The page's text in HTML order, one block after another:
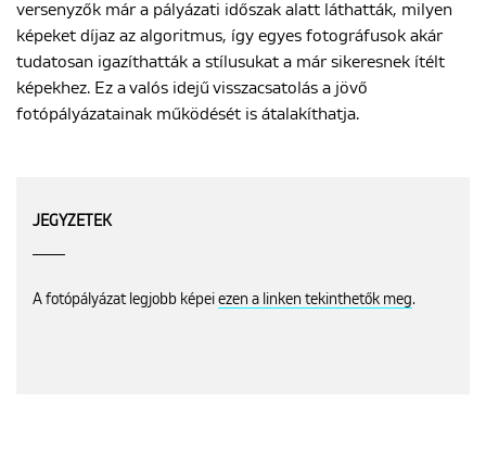
versenyzők már a pályázati időszak alatt láthatták, milyen
képeket díjaz az algoritmus, így egyes fotográfusok akár
tudatosan igazíthatták a stílusukat a már sikeresnek ítélt
képekhez. Ez a valós idejű visszacsatolás a jövő
fotópályázatainak működését is átalakíthatja.
JEGYZETEK
A fotópályázat legjobb képei ezen a linken tekinthetők meg.